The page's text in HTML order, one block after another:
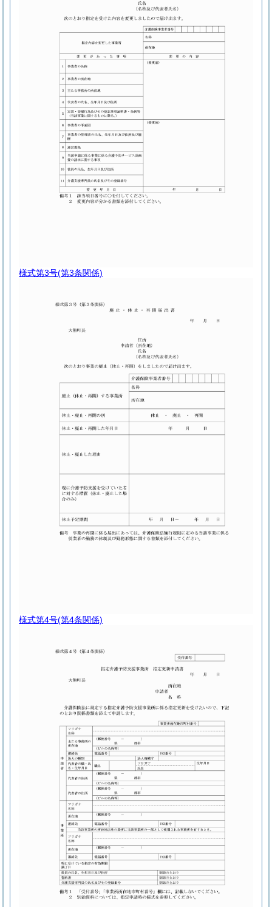
様式第3号(第3条関係)
様式第4号(第4条関係)